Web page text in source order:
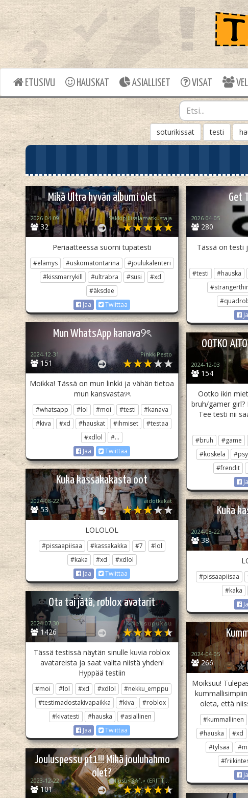
ETUSIVU HAUSKAT ASIALLISET VISAT
soturikissat testi
Mikä Ultra hyvän albumi olet
32
2026-04-09 Säkkipillisalamatkustaja
Periaatteessa suomi tupatesti
#elämys #uskomatontarina
#joulukalenteri
#kissmarrykill
#ultrabra #susi
#xd
#äksdee
Jaa
Twiittaa
Get
280
2026-04-05
Tässä on testi
#testi #hauska
Mun WhatsApp kanava୨ৎ
151
2024-12-31 PinkkiPesto
Moikka! Tässä on mun linkki ja vähän tietoa
mun kansvasta୨ৎ
#whatsapp #lol #moi #testi
#kanava
#kiva
#xd #hauskat #ihmiset
#testaa
#xdlol
#...
Jaa
Twiittaa
OOTKO
154
2024-12-03
Ootko ikin
bruh/gamer girl?
Tee testi nii
#bruh #game
#koskela
#frendit
Kuka kassakakasta oot
53
2024-08-22 aidotkakat
LOLOLOL
#pissaapiisaa #kassakakka #7
#lol
#kaka
#xd
#xdlol
Jaa
Twiittaa
Kuka
38
2024-08-22
#pissaapiisaa
#kaka
Ota tai jätä, roblox avatarit
1426
2024-07-30 ☆𝙽𝚎𝚔𝚜𝚞𝚙𝚞𝚔𝚜𝚞
Tässä testissä näytän sinulle kuvia roblox
avatareista ja saat valita niistä yhden!
Hyppää testiin
#moi #lol #xd #xdlol
#nekku_emppu
#testimadostakivapaikka
#kiva
#roblox
#kivatesti
#hauska
#asiallinen
Jaa
Twiittaa
266
2024-04-05
Moiksuu!
oleta, että
#kummallinen
#hauska
#xd
#tylsää
Jouluspessu pt1!!! Mikä jouluhahmo
olet?
101
2023-12-22 ⋆.˚✮Nipsu<3✮˚.⋆ (ERITTÄIN epä akt)